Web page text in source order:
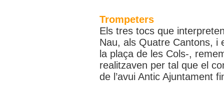
Trompeters
Els tres tocs que
Nau, als Quatre Cantons, i
la plaça de les Cols-,
realitzaven per tal que el
de l’avui Antic Ajuntament